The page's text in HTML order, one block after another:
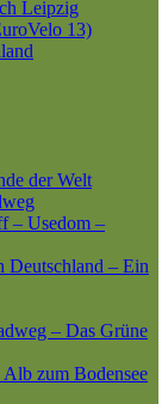
Leipzig
13)
der Welt
– Usedom –
Deutschland – Ein
– Das Grüne
zum Bodensee